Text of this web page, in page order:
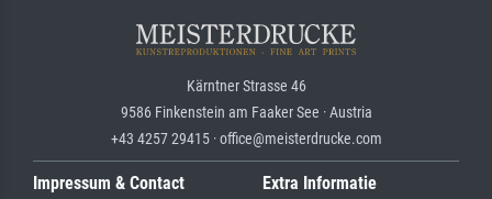
Kärntner Strasse 46
9586 Finkenstein am Faaker See · Austria
+43 4257 29415 · office@meisterdrucke.com
Impressum & Contact Extra Informatie